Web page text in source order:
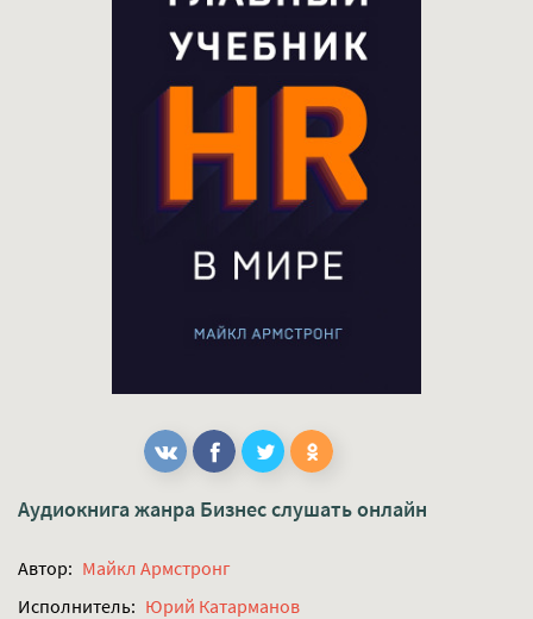
Аудиокнига жанра Бизнесслушать онлайн
Автор: Майкл Армстронг
Исполнитель: Юрий Катарманов